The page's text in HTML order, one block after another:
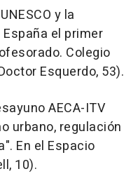
y la
el primer
Colegio
Esquerdo, 53).
AECA-ITV
urbano, regulación
En el Espacio
10).